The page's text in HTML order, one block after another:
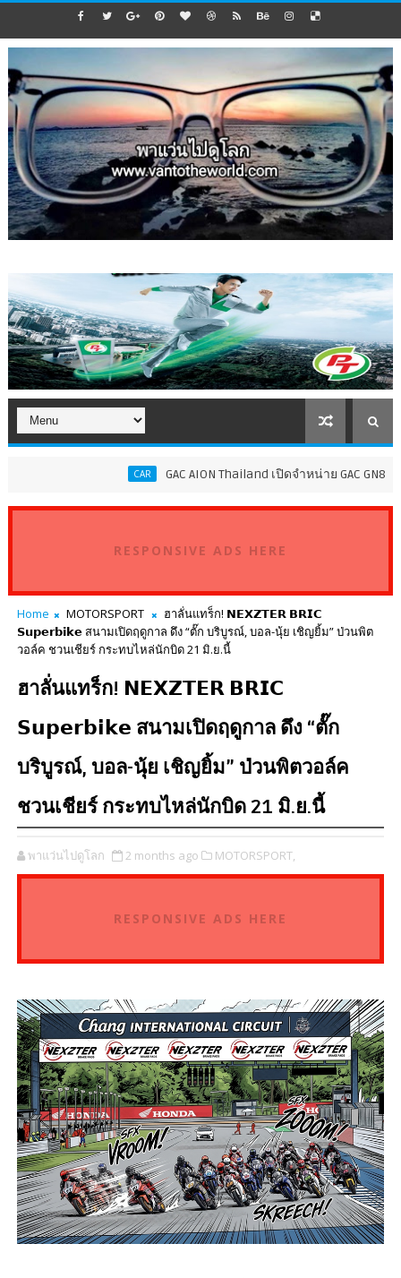
GAC AION Thailand เปิดจำหน่าย GAC GN8 PHEV ราคา
RESPONSIVE ADS HERE
Home MOTORSPORT
ฮาลั่นแทร็ก! 𝗡𝗘𝗫𝗭𝗧𝗘𝗥 𝗕𝗥𝗜𝗖
𝗦𝘂𝗽𝗲𝗿𝗯𝗶𝗸𝗲 สนามเปิดฤดูกาล ดึง “ตั๊ก บริบูรณ์, บอล-นุ้ย เชิญยิ้ม” ป่วนพิต
วอล์ค ชวนเชียร์ กระทบไหล่นักบิด 21 มิ.ย.นี้
ฮาลั่นแทร็ก! 𝗡𝗘𝗫𝗭𝗧𝗘𝗥 𝗕𝗥𝗜𝗖
𝗦𝘂𝗽𝗲𝗿𝗯𝗶𝗸𝗲 สนามเปิดฤดูกาล ดึง “ตั๊ก
บริบูรณ์, บอล-นุ้ย เชิญยิ้ม” ป่วนพิตวอล์ค
ชวนเชียร์ กระทบไหล่นักบิด 21 มิ.ย.นี้
พาแว่นไปดูโลก 2 months ago MOTORSPORT,
RESPONSIVE ADS HERE